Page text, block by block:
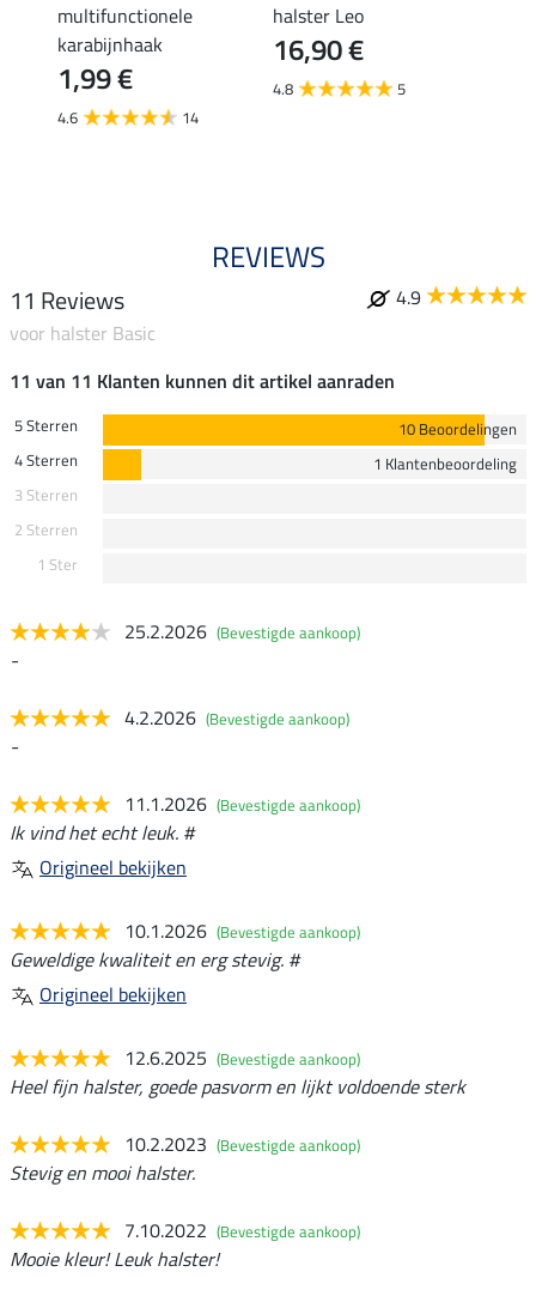
multifunctionele
karabijnhaak
1,99 €
4.6 14
halster Leo
16,90 €
4.8 5
REVIEWS
11 Reviews
4.9
voor halster Basic
11 van 11 Klanten kunnen dit artikel aanraden
5 Sterren
10 Beoordelingen
4 Sterren
1 Klantenbeoordeling
3 Sterren
2 Sterren
1 Ster
25.2.2026 (Bevestigde aankoop)
-
4.2.2026 (Bevestigde aankoop)
-
11.1.2026 (Bevestigde aankoop)
Ik vind het echt leuk. #
Origineel bekijken
10.1.2026 (Bevestigde aankoop)
Geweldige kwaliteit en erg stevig. #
Origineel bekijken
12.6.2025 (Bevestigde aankoop)
Heel fijn halster, goede pasvorm en lijkt voldoende sterk
10.2.2023 (Bevestigde aankoop)
Stevig en mooi halster.
7.10.2022 (Bevestigde aankoop)
Mooie kleur! Leuk halster!